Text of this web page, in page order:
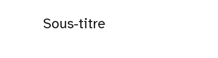
Sous-titre